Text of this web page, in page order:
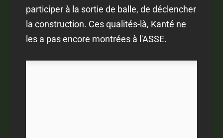
participer à la sortie de balle, de déclencher
la construction. Ces qualités-là, Kanté ne
les a pas encore montrées à l'ASSE.